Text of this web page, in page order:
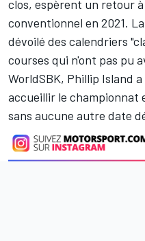
clos, espèrent un retour
conventionnel en 2021.
dévoilé des calendriers
courses qui n'ont pas pu
WorldSBK, Phillip Island
accueillir le championnat
sans aucune autre date